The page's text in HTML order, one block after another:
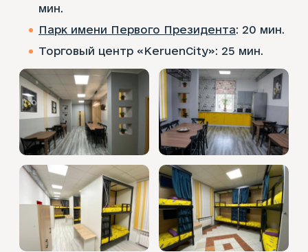
мин.
Парк имени Первого Президента: 20 мин.
Торговый центр «KeruenCity»: 25 мин.